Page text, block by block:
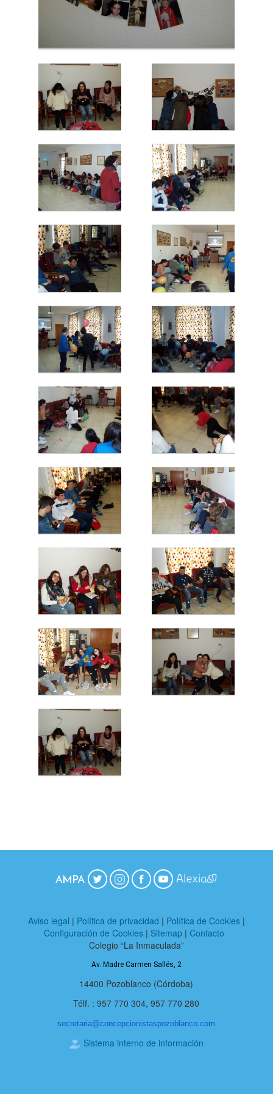
Aviso legal | Política de privacidad | Política de Cookies|
Configuración de Cookies| Sitemap | Contacto
Colegio “La Inmaculada”
Av. Madre Carmen Sallés, 2
14400 Pozoblanco (Córdoba)
Télf. : 957 770 304, 957 770 280
secretaria@concepcionistaspozoblanco.com
Sistema interno de información